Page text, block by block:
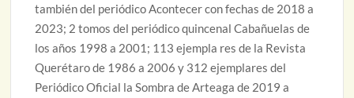
también del periódico Acontecer con fechas de 2018 a
2023; 2 tomos del periódico quincenal Cabañuelas de
los años 1998 a 2001; 113 ejempla res de la Revista
Querétaro de 1986 a 2006 y 312 ejemplares del
Periódico Oficial la Sombra de Arteaga de 2019 a